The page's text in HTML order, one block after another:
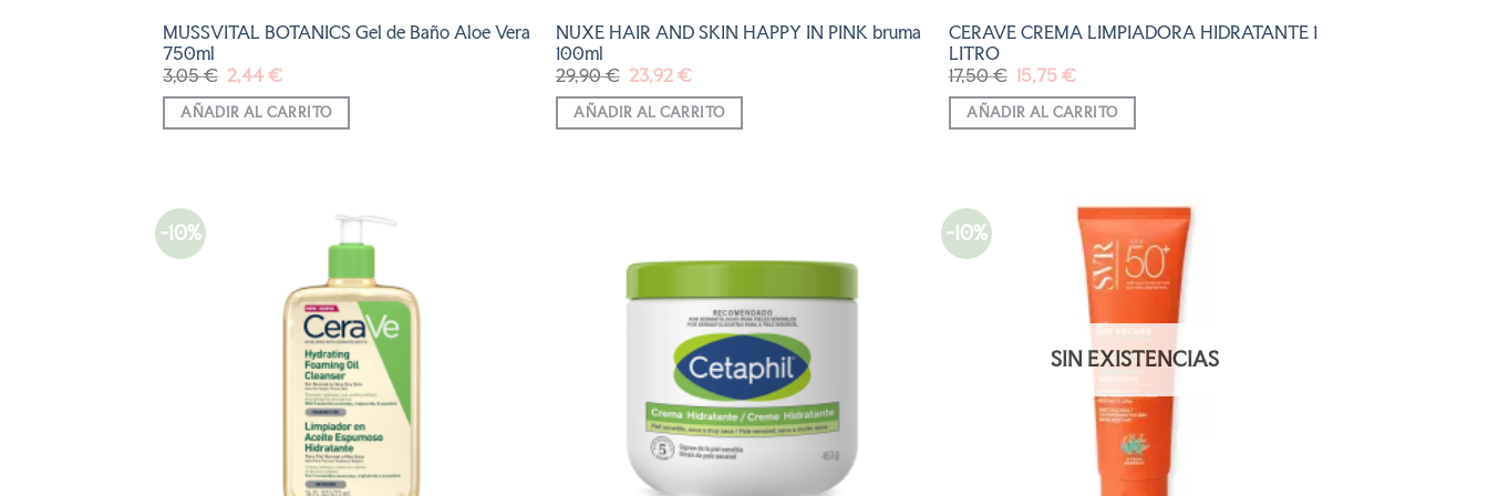
MUSSVITAL BOTANICS Gel de Baño Aloe Vera
750ml
3,05€ El
precio
original
era:
3,05 €.
2,44€El
actual
es:
2,44 €.
AÑADIR AL CARRITO
NUXE HAIR AND SKIN HAPPY IN PINK bruma
100ml
29,90€ El
precio
original
era:
29,90 €.
23,92€El
actual
es:
23,92 €.
AÑADIR AL CARRITO
CERAVE CREMA LIMPIADORA HIDRATANTE 1
LITRO
17,50€ El
precio
original
era:
17,50 €.
15,75€El
actual
es:
15,75 €.
AÑADIR AL CARRITO
-10%
A LA
DE
-10%
SIN EXISTENCIAS